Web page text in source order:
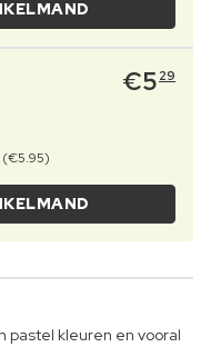
€5 29
(€5.95)
pastel kleuren en vooral